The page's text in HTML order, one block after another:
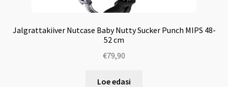
Jalgrattakiiver Nutcase Baby Nutty Sucker Punch MIPS 48-
52 cm
€79,90
Loe edasi